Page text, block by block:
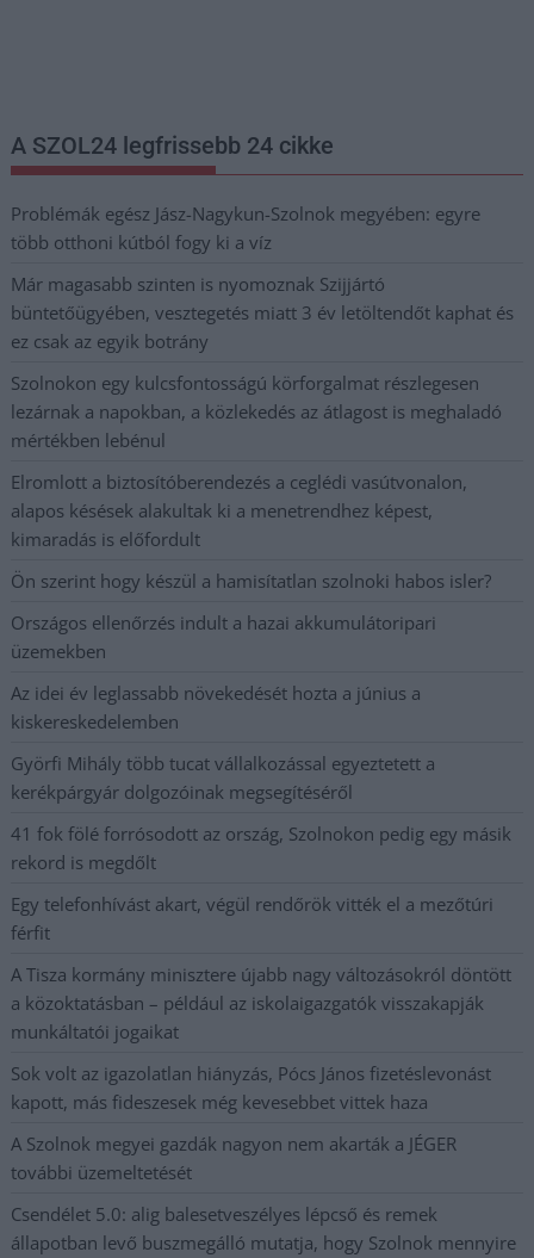
A SZOL24 legfrissebb 24 cikke
Problémák egész Jász-Nagykun-Szolnok megyében: egyre
több otthoni kútból fogy ki a víz
Már magasabb szinten is nyomoznak Szijjártó
büntetőügyében, vesztegetés miatt 3 év letöltendőt kaphat és
ez csak az egyik botrány
Szolnokon egy kulcsfontosságú körforgalmat részlegesen
lezárnak a napokban, a közlekedés az átlagost is meghaladó
mértékben lebénul
Elromlott a biztosítóberendezés a ceglédi vasútvonalon,
alapos késések alakultak ki a menetrendhez képest,
kimaradás is előfordult
Ön szerint hogy készül a hamisítatlan szolnoki habos isler?
Országos ellenőrzés indult a hazai akkumulátoripari
üzemekben
Az idei év leglassabb növekedését hozta a június a
kiskereskedelemben
Györfi Mihály több tucat vállalkozással egyeztetett a
kerékpárgyár dolgozóinak megsegítéséről
41 fok fölé forrósodott az ország, Szolnokon pedig egy másik
rekord is megdőlt
Egy telefonhívást akart, végül rendőrök vitték el a mezőtúri
férfit
A Tisza kormány minisztere újabb nagy változásokról döntött
a közoktatásban – például az iskolaigazgatók visszakapják
munkáltatói jogaikat
Sok volt az igazolatlan hiányzás, Pócs János fizetéslevonást
kapott, más fideszesek még kevesebbet vittek haza
A Szolnok megyei gazdák nagyon nem akarták a JÉGER
további üzemeltetését
Csendélet 5.0: alig balesetveszélyes lépcső és remek
állapotban levő buszmegálló mutatja, hogy Szolnok mennyire